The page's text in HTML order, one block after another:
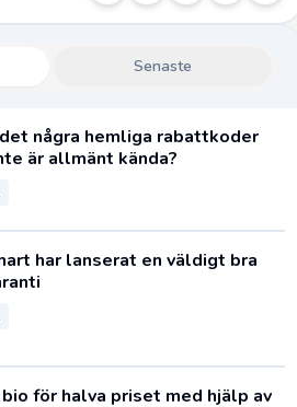
Senaste
några hemliga rabattkoder
är allmänt kända?
har lanserat en väldigt bra
bio för halva priset med hjälp av